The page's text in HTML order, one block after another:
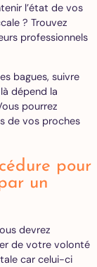
l’état de vos
? Trouvez
professionnels
bagues, suivre
dépend la
pourrez
de vos proches
pour
un
devrez
de votre volonté
car celui-ci